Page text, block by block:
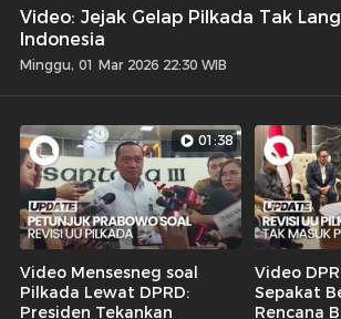
Video: Jejak Gelap Pilkada Tak
Indonesia
Minggu, 01 Mar 2026 22:30 WIB
01:38
Video Mensesneg soal
Pilkada Lewat DPRD:
Presiden Tekankan
Video
Sepakat
Rencana